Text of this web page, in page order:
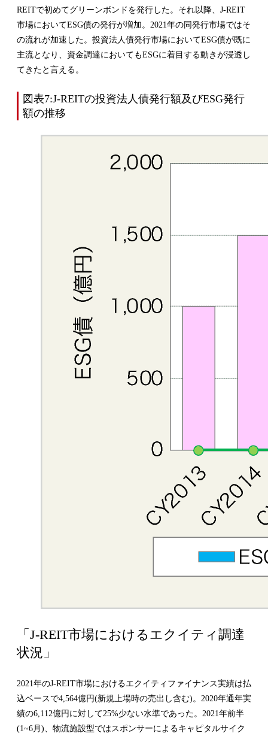
REITで初めてグリーンボンドを発行した。それ以降、J-REIT
市場においてESG債の発行が増加。2021年の同発行市場ではそ
の流れが加速した。投資法人債発行市場においてESG債が既に
主流となり、資金調達においてもESGに着目する動きが浸透し
てきたと言える。
図表7:J-REITの投資法人債発行額及びESG発行
額の推移
「J-REIT市場におけるエクイティ調達
状況」
2021年のJ-REIT市場におけるエクイティファイナンス実績は払
込ベースで4,564億円(新規上場時の売出し含む)。2020年通年実
績の6,112億円に対して25%少ない水準であった。2021年前半
(1~6月)、物流施設型ではスポンサーによるキャピタルサイク